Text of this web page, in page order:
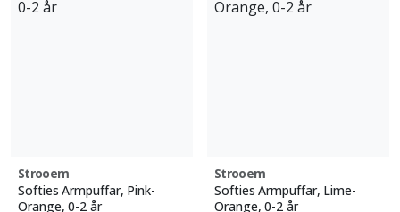
Strooem
Softies Armpuffar, Pink-
Orange, 0-2 år
Strooem
Softies Armpuffar, Lime-
Orange, 0-2 år